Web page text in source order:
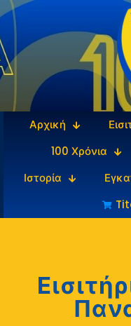
Αρχική
100 Χρόνια
Ιστορία